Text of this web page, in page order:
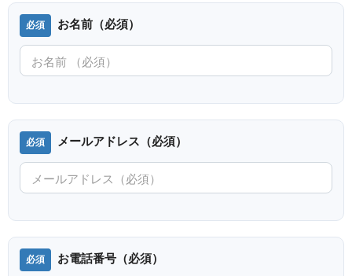
お名前（必須）
メールアドレス（必須）
お電話番号（必須）